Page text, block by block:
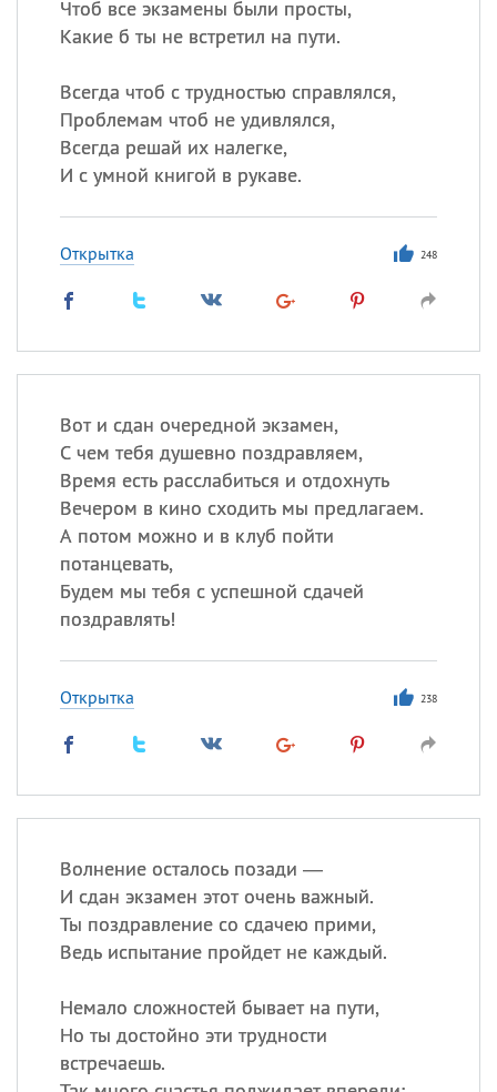
Чтоб все экзамены были просты,
Какие б ты не встретил на пути.
Всегда чтоб с трудностью справлялся,
Проблемам чтоб не удивлялся,
Всегда решай их налегке,
И с умной книгой в рукаве.
Открытка 248
Вот и сдан очередной экзамен,
С чем тебя душевно поздравляем,
Время есть расслабиться и отдохнуть
Вечером в кино сходить мы предлагаем.
А потом можно и в клуб пойти
потанцевать,
Будем мы тебя с успешной сдачей
поздравлять!
Открытка 238
Волнение осталось позади —
И сдан экзамен этот очень важный.
Ты поздравление со сдачею прими,
Ведь испытание пройдет не каждый.
Немало сложностей бывает на пути,
Но ты достойно эти трудности
встречаешь.